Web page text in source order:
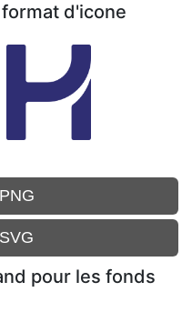
d'icone
pour les fonds